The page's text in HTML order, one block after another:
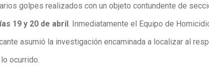
golpes realizados con un objeto contundente de
19 y 20 de abril. Inmediatamente el Equipo de
asumió la investigación encaminada a localizar al
ocurrido.